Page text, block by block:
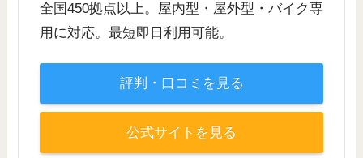
全国450拠点以上。屋内型・屋外型・バイク専
用に対応。最短即日利用可能。
評判・口コミを見る
公式サイトを見る